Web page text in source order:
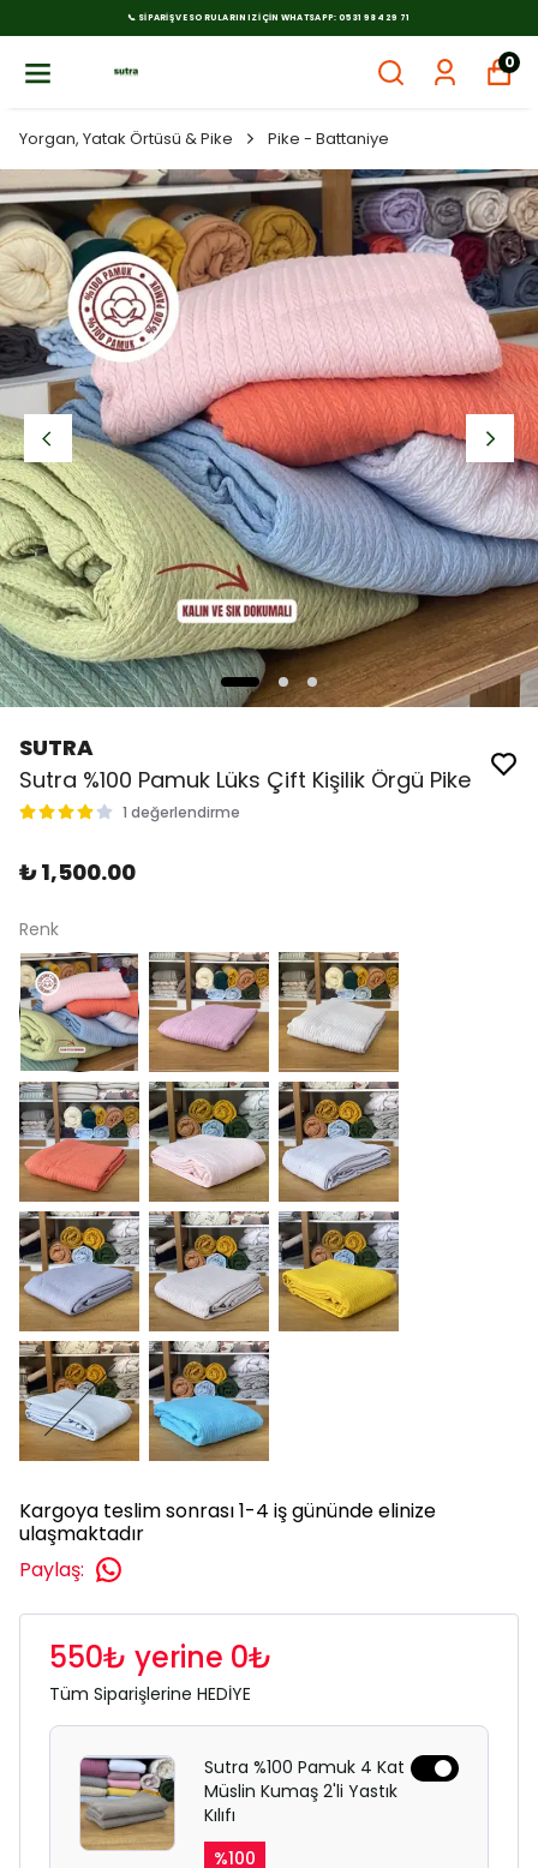
📞 SIPARIŞ VE SORULARINIZ İÇIN WHATSAPP: 0531 984 29 71
0
Yorgan, Yatak Örtüsü & Pike Pike - Battaniye
SUTRA
Sutra %100 Pamuk Lüks Çift Kişilik Örgü Pike
1 değerlendirme
₺ 1,500.00
Renk
Kargoya teslim sonrası 1-4 iş gününde elinize
ulaşmaktadır
Paylaş:
550₺ yerine 0₺
Tüm Siparişlerine HEDİYE
Sutra %100 Pamuk 4 Kat
Müslin Kumaş 2'li Yastık
Kılıfı
%100